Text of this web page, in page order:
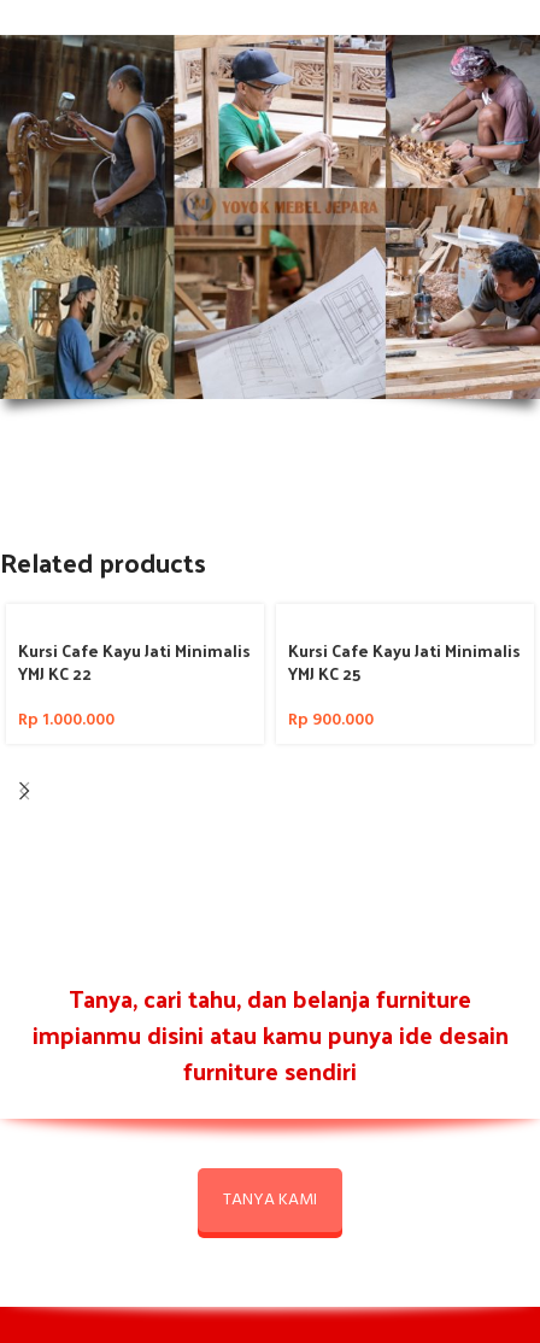
Related products
Kursi Cafe Kayu Jati Minimalis
YMJ KC 22
Rp 1.000.000
Kursi Cafe Kayu Jati Minimalis
YMJ KC 25
Rp 900.000
Tanya, cari tahu, dan belanja furniture
impianmu disini atau kamu punya ide desain
furniture sendiri
TANYA KAMI